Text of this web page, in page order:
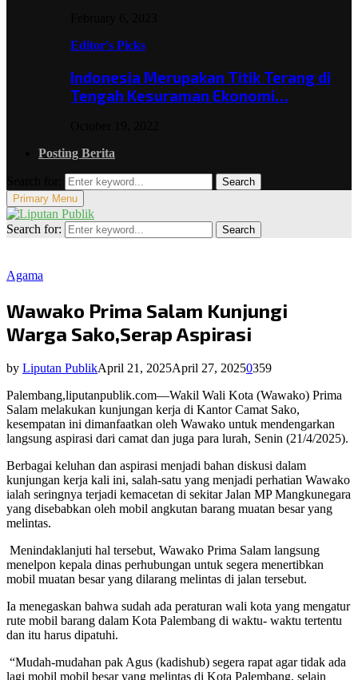
Editor's Picks
Indonesia Merupakan Titik Terang di
Tengah Kesuraman Ekonomi…
Posting Berita
Search
Primary Menu
Search for: Search
Agama
Wawako Prima Salam Kunjungi
Warga Sako,Serap Aspirasi
by Liputan PublikApril 21, 2025April 27, 20250359
Palembang,liputanpublik.com—Wakil Wali Kota (Wawako) Prima
Salam melakukan kunjungan kerja di Kantor Camat Sako,
kesempatan ini dimanfaatkan oleh Wawako untuk mendengarkan
langsung aspirasi dari camat dan juga para lurah, Senin (21/4/2025).
Berbagai keluhan dan aspirasi menjadi bahan diskusi dalam
kunjungan kerja kali ini, salah-satu yang menjadi perhatian Wawako
ialah seringnya terjadi kemacetan di sekitar Jalan MP Mangkunegara
yang disebabkan oleh mobil angkutan barang muatan besar yang
melintas.
Menindaklanjuti hal tersebut, Wawako Prima Salam langsung
menelpon kepala dinas perhubungan untuk segera menertibkan
mobil muatan besar yang dilarang melintas di jalan tersebut.
Ia menegaskan bahwa sudah ada peraturan wali kota yang mengatur
rute mobil barang dalam Kota Palembang di waktu- waktu tertentu
dan itu harus dipatuhi.
“Mudah-mudahan pak Agus (kadishub) segera rapat agar tidak ada
lagi mobil mobil besar yang melintas di Kota Palembang, selain